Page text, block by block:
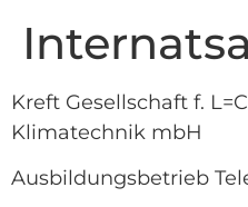
Kreft Gesellschaft f.
Klimatechnik mbH
Ausbildungsbetrieb